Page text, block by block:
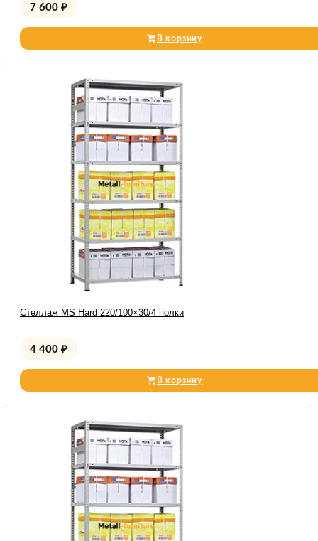
7 600 ₽
В корзину
Стеллаж MS Hard 220/100×30/4 полки
4 400 ₽
В корзину